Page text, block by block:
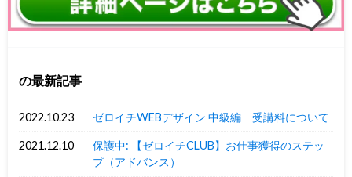
の最新記事
2022.10.23 ゼロイチWEBデザイン 中級編 受講料について
2021.12.10
保護中: 【ゼロイチCLUB】お仕事獲得のステッ
プ（アドバンス）